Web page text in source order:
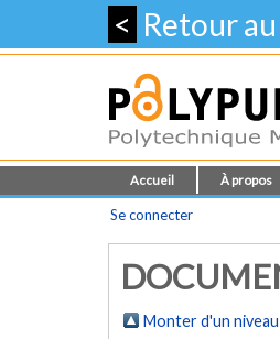
< Retour
Accueil À propos
Se connecter
Monter d'un niveau